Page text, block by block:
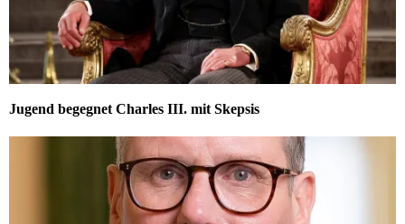
Jugend begegnet Charles III. mit Skepsis